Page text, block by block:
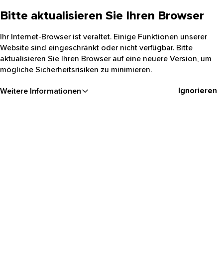
Bitte aktualisieren Sie Ihren Browser
Ihr Internet-Browser ist veraltet. Einige Funktionen unserer
Website sind eingeschränkt oder nicht verfügbar. Bitte
aktualisieren Sie Ihren Browser auf eine neuere Version, um
mögliche Sicherheitsrisiken zu minimieren.
Weitere Informationen Ignorieren